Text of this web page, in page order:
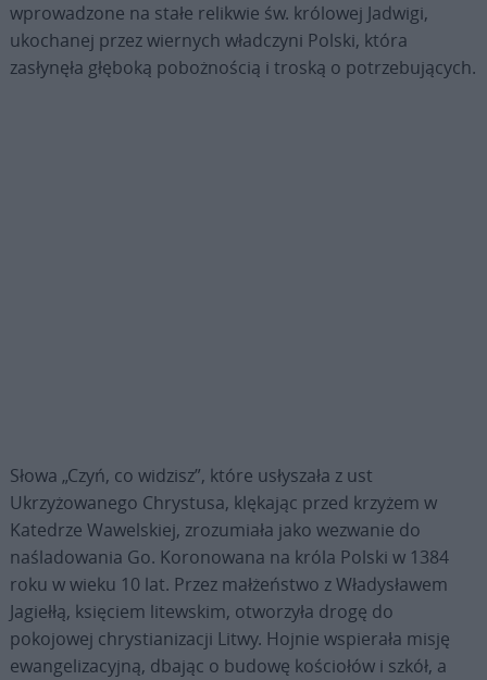
wprowadzone na stałe relikwie św. królowej Jadwigi,
ukochanej przez wiernych władczyni Polski, która
zasłynęła głęboką pobożnością i troską o potrzebujących.
Słowa „Czyń, co widzisz”, które usłyszała z ust
Ukrzyżowanego Chrystusa, klękając przed krzyżem w
Katedrze Wawelskiej, zrozumiała jako wezwanie do
naśladowania Go. Koronowana na króla Polski w 1384
roku w wieku 10 lat. Przez małżeństwo z Władysławem
Jagiełłą, księciem litewskim, otworzyła drogę do
pokojowej chrystianizacji Litwy. Hojnie wspierała misję
ewangelizacyjną, dbając o budowę kościołów i szkół, a